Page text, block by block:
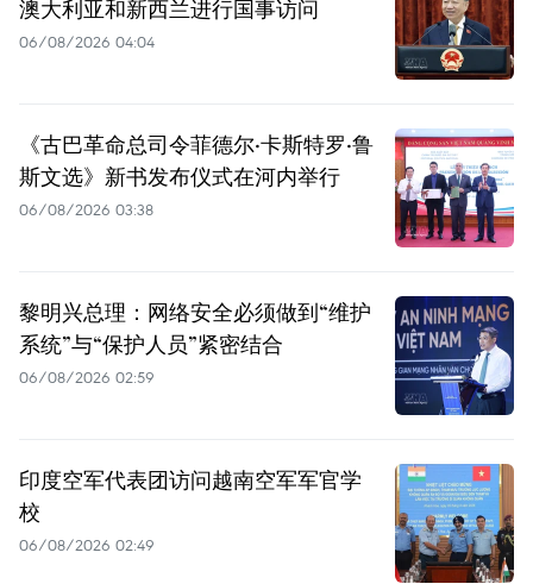
澳大利亚和新西兰进行国事访问
06/08/2026 04:04
《古巴革命总司令菲德尔·卡斯特罗·鲁
斯文选》新书发布仪式在河内举行
06/08/2026 03:38
黎明兴总理：网络安全必须做到“维护
系统”与“保护人员”紧密结合
06/08/2026 02:59
印度空军代表团访问越南空军军官学
校
06/08/2026 02:49